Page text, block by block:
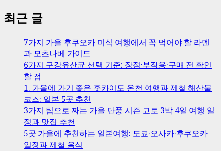
최근 글
7가지 가을 후쿠오카 미식 여행에서 꼭 먹어야 할 라멘
과 모츠나베 가이드
6가지 구강유산균 선택 기준: 장점·부작용·구매 전 확인
할 점
1. 가을에 가기 좋은 홋카이도 온천 여행과 제철 해산물
코스: 일본 5곳 추천
3가지 팁으로 짜는 가을 단풍 시즌 교토 3박 4일 여행 일
정과 맛집 추천
5곳 가을에 추천하는 일본여행: 도쿄·오사카·후쿠오카
일정과 제철 음식